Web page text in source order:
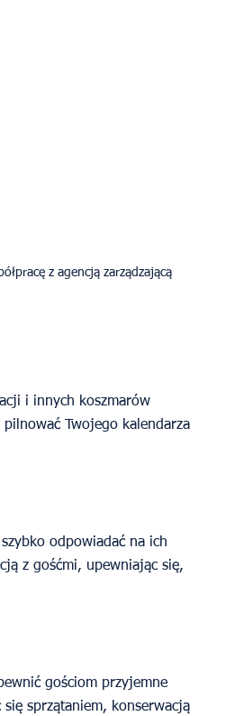
z agencją zarządzającą
i innych koszmarów
Twojego kalendarza
odpowiadać na ich
z gośćmi, upewniając się,
gościom przyjemne
sprzątaniem, konserwacją